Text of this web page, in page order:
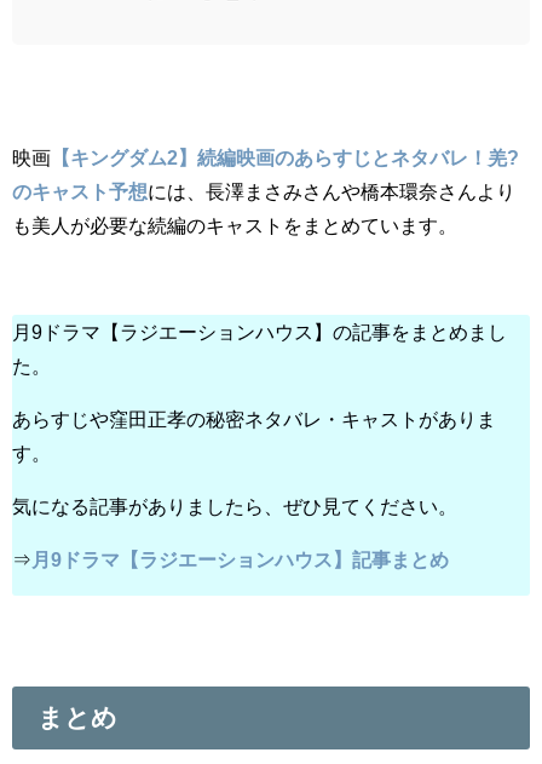
映画 【キングダム2】続編映画のあらすじとネタバレ！羌?
のキャスト予想には、長澤まさみさんや橋本環奈さんより
も美人が必要な続編のキャストをまとめています。
月9ドラマ【ラジエーションハウス】の記事をまとめまし
た。
あらすじや窪田正孝の秘密ネタバレ・キャストがありま
す。
気になる記事がありましたら、ぜひ見てください。
⇒ 月9ドラマ【ラジエーションハウス】記事まとめ
まとめ